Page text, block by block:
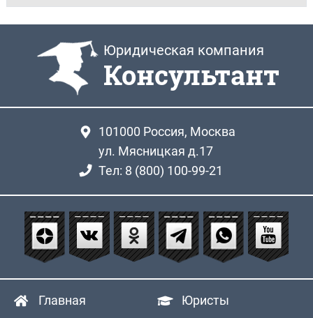
Юридическая компания
Консультант
101000 Россия, Москва
ул. Мясницкая д.17
Тел: 8 (800) 100-99-21
Главная Юристы